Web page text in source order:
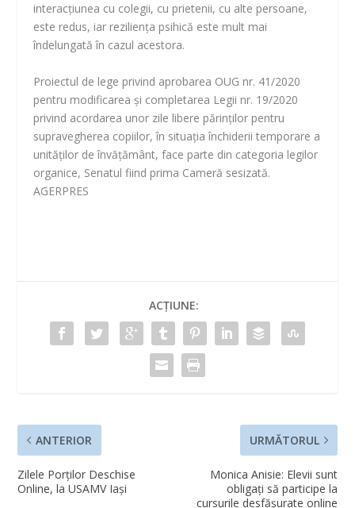
interacţiunea cu colegii, cu prietenii, cu alte persoane,
este redus, iar rezilienţa psihică este mult mai
îndelungată în cazul acestora.
Proiectul de lege privind aprobarea OUG nr. 41/2020
pentru modificarea şi completarea Legii nr. 19/2020
privind acordarea unor zile libere părinţilor pentru
supravegherea copiilor, în situaţia închiderii temporare a
unităţilor de învăţământ, face parte din categoria legilor
organice, Senatul fiind prima Cameră sesizată.
AGERPRES
ACȚIUNE:
ANTERIOR
Zilele Porților Deschise
Online, la USAMV Iași
URMĂTORUL
Monica Anisie: Elevii sunt
obligaţi să participe la
cursurile desfăşurate online